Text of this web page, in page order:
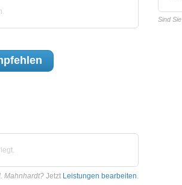
Mahnhardt? Jetzt Leistungen bearbeiten.
Sind